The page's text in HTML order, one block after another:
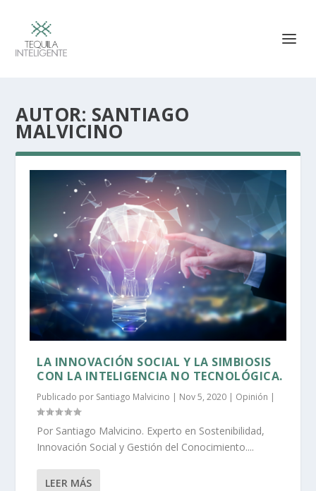
AUTOR: SANTIAGO
MALVICINO
LA INNOVACIÓN SOCIAL Y LA SIMBIOSIS
CON LA INTELIGENCIA NO TECNOLÓGICA.
Publicado por Santiago Malvicino | Nov 5, 2020 | Opinión |
Por Santiago Malvicino. Experto en Sostenibilidad,
Innovación Social y Gestión del Conocimiento....
LEER MÁS